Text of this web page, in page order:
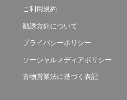
ご利用規約
勧誘方針について
プライバシーポリシー
ソーシャルメディアポリシー
古物営業法に基づく表記